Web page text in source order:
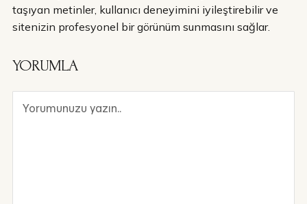
taşıyan metinler, kullanıcı deneyimini iyileştirebilir ve
sitenizin profesyonel bir görünüm sunmasını sağlar.
YORUMLA